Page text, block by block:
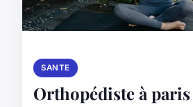
SANTE
Orthopédiste à